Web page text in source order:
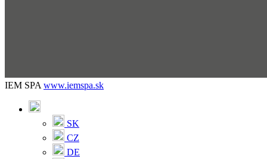
IEM SPA www.iemspa.sk
SK
CZ
DE